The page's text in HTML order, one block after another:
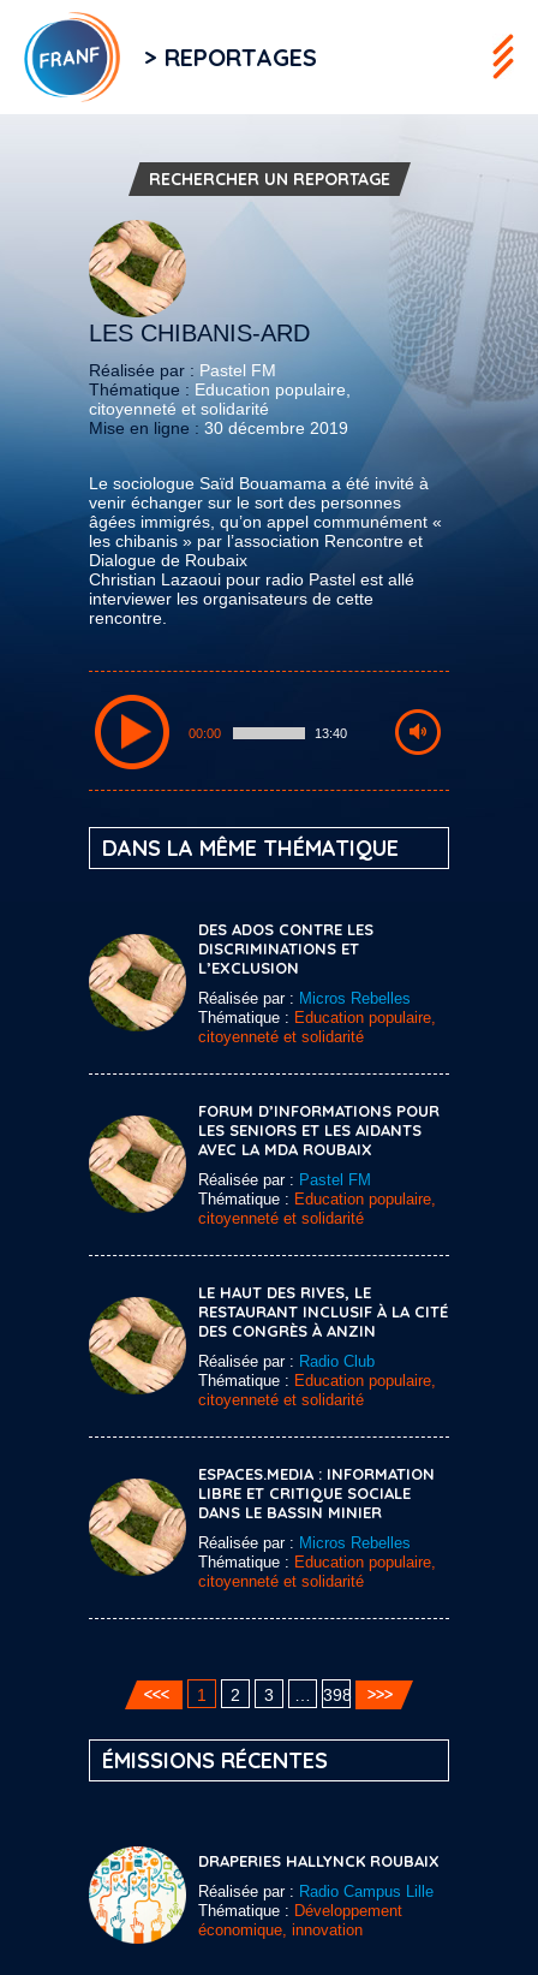
> REPORTAGES
RECHERCHER UN REPORTAGE
LES CHIBANIS-ARD
Réalisée par : Pastel FM
Thématique : Education populaire,
citoyenneté et solidarité
Mise en ligne : 30 décembre 2019
Le sociologue Saïd Bouamama a été invité à
venir échanger sur le sort des personnes
âgées immigrés, qu’on appel communément «
les chibanis » par l’association Rencontre et
Dialogue de Roubaix
Christian Lazaoui pour radio Pastel est allé
interviewer les organisateurs de cette
rencontre.
00:00 13:40
DANS LA MÊME THÉMATIQUE
DES ADOS CONTRE LES
DISCRIMINATIONS ET
L’EXCLUSION
Réalisée par : Micros Rebelles
Thématique : Education populaire,
citoyenneté et solidarité
FORUM D’INFORMATIONS POUR
LES SENIORS ET LES AIDANTS
AVEC LA MDA ROUBAIX
Réalisée par : Pastel FM
Thématique : Education populaire,
citoyenneté et solidarité
LE HAUT DES RIVES, LE
RESTAURANT INCLUSIF À LA CITÉ
DES CONGRÈS À ANZIN
Réalisée par : Radio Club
Thématique : Education populaire,
citoyenneté et solidarité
ESPACES.MEDIA : INFORMATION
LIBRE ET CRITIQUE SOCIALE
DANS LE BASSIN MINIER
Réalisée par : Micros Rebelles
Thématique : Education populaire,
citoyenneté et solidarité
1 2 3 398
ÉMISSIONS RÉCENTES
DRAPERIES HALLYNCK ROUBAIX
Réalisée par : Radio Campus Lille
Thématique : Développement
économique, innovation